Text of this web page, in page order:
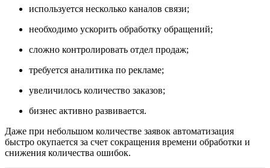
используется несколько каналов связи;
необходимо ускорить обработку обращений;
сложно контролировать отдел продаж;
требуется аналитика по рекламе;
увеличилось количество заказов;
бизнес активно развивается.
Даже при небольшом количестве заявок автоматизация
быстро окупается за счет сокращения времени обработки и
снижения количества ошибок.